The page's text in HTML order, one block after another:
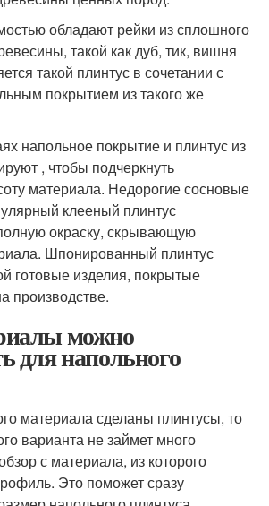
обладают рейки из сплошного
такой как дуб, тик, вишня
такой плинтус в сочетании с
покрытием из такого же
напольное покрытие и плинтус из
, чтобы подчеркнуть
материала. Недорогие сосновые
клееный плинтус
окраску, скрывающую
Шпонированный плинтус
готовые изделия, покрытые
производстве.
можно
для напольного
материала сделаны плинтусы, то
варианта не займет много
с материала, из которого
Это поможет сразу